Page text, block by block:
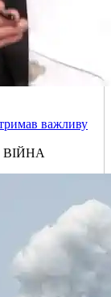
важливу
ВІЙНА